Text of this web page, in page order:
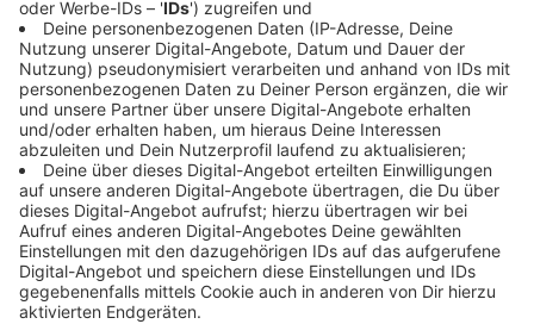
Anzeige
Wir benötigen Ihre
Zustimmung, um den YouTube
Video-Service zu laden!
Wir verwenden einen Service eines
Drittanbieters, um Videoinhalte
einzubetten. Dieser Service kann